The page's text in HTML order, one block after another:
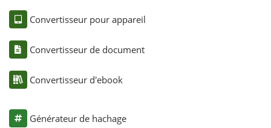
Convertisseur pour appareil
Convertisseur de document
Convertisseur d'ebook
Générateur de hachage